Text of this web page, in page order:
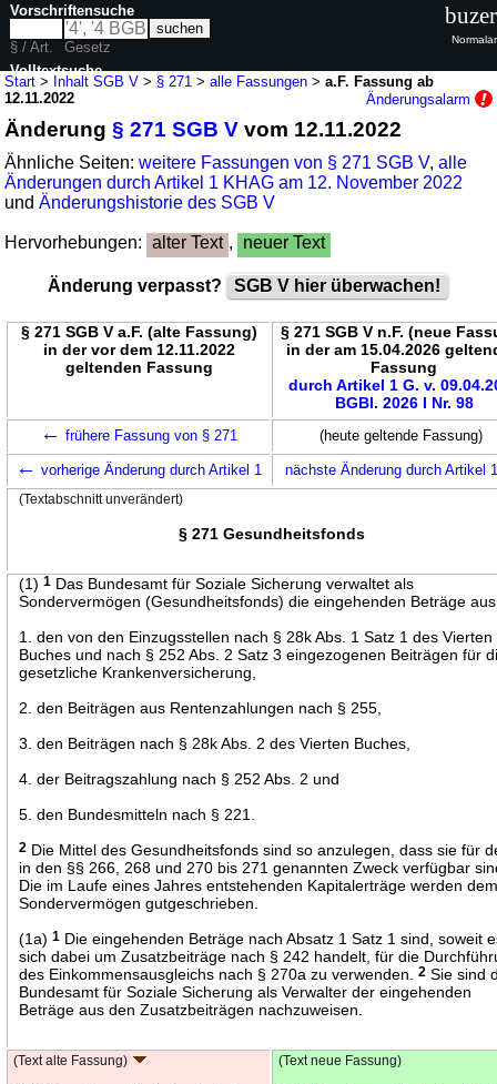
Start > Inhalt SGB V > § 271 >alle Fassungen >a.F. Fassung ab
12.11.2022
Änderungsalarm
Änderung§ 271 SGB V vom 12.11.2022
Ähnliche Seiten:weitere Fassungen von § 271 SGB V,alle
Änderungen durch Artikel 1 KHAG am 12. November 2022
undÄnderungshistorie des SGB V
Hervorhebungen: alter Text , neuer Text
Änderung verpasst? SGB V hier überwachen!
§ 271 SGB V a.F. (alte Fassung)
in der vor dem 12.11.2022
geltenden Fassung
§ 271 SGB V n.F. (neue
in der am 15.04.2026
Fassung
durch Artikel 1 G. v.
BGBl. 2026 I Nr. 98
← frühere Fassung von § 271 (heute geltende Fassung)
← vorherige Änderung durch Artikel 1 nächste Änderung durch Artikel
(Textabschnitt unverändert)
§ 271 Gesundheitsfonds
(1)1 Das Bundesamt für Soziale Sicherung verwaltet als
Sondervermögen (Gesundheitsfonds) die eingehenden Beträge
1. den von den Einzugsstellen nach § 28k Abs. 1 Satz 1 des Vierten
Buches und nach § 252 Abs. 2 Satz 3 eingezogenen Beiträgen für
gesetzliche Krankenversicherung,
2. den Beiträgen aus Rentenzahlungen nach § 255,
3. den Beiträgen nach § 28k Abs. 2 des Vierten Buches,
4. der Beitragszahlung nach § 252 Abs. 2 und
5. den Bundesmitteln nach § 221.
2 Die Mittel des Gesundheitsfonds sind so anzulegen, dass sie für
in den §§ 266, 268 und 270 bis 271 genannten Zweck verfügbar
Die im Laufe eines Jahres entstehenden Kapitalerträge werden
Sondervermögen gutgeschrieben.
(1a)1 Die eingehenden Beträge nach Absatz 1 Satz 1 sind, soweit
sich dabei um Zusatzbeiträge nach § 242 handelt, für die
des Einkommensausgleichs nach § 270a zu verwenden.2 Sie sind
Bundesamt für Soziale Sicherung als Verwalter der eingehenden
Beträge aus den Zusatzbeiträgen nachzuweisen.
(Text alte Fassung) (Text neue Fassung)
Vorschriftensuche
§ / Art.
Gesetz
Volltextsuche